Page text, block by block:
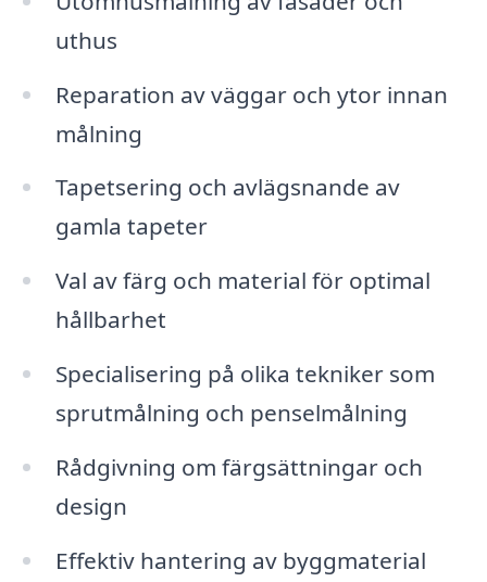
uthus
Reparation av väggar och ytor innan
målning
Tapetsering och avlägsnande av
gamla tapeter
Val av färg och material för optimal
hållbarhet
Specialisering på olika tekniker som
sprutmålning och penselmålning
Rådgivning om färgsättningar och
design
Effektiv hantering av byggmaterial